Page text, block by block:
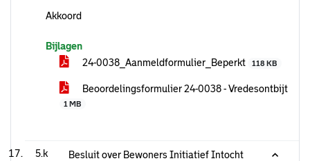
Akkoord
Bijlagen
24-0038_Aanmeldformulier_Beperkt
118 KB
Beoordelingsformulier 24-0038 - Vredesontbijt
1 MB
5.k
Besluit over Bewoners Initiatief Intocht